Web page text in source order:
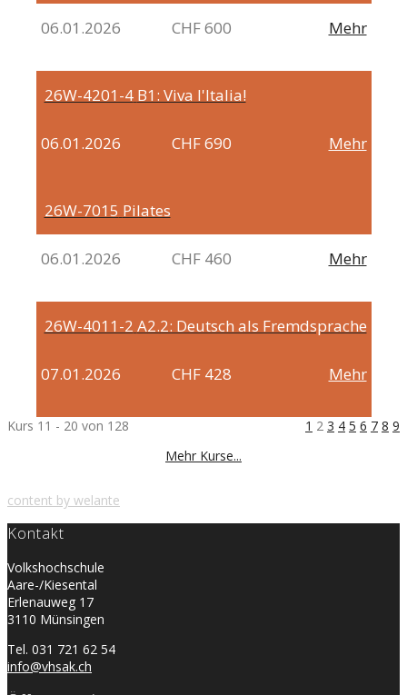
06.01.2026 CHF 600 Mehr
26W-4201-4 B1: Viva l'Italia!
06.01.2026 CHF 690 Mehr
26W-7015 Pilates
06.01.2026 CHF 460 Mehr
26W-4011-2 A2.2: Deutsch als Fremdsprache
07.01.2026 CHF 428 Mehr
Kurs 11 - 20 von 128 1 2 3 4 5 6 7 8 9
Mehr Kurse...
content by welante
Kontakt
Volkshochschule
Aare-/Kiesental
Erlenauweg 17
3110 Münsingen
Tel. 031 721 62 54
info@vhsak.ch